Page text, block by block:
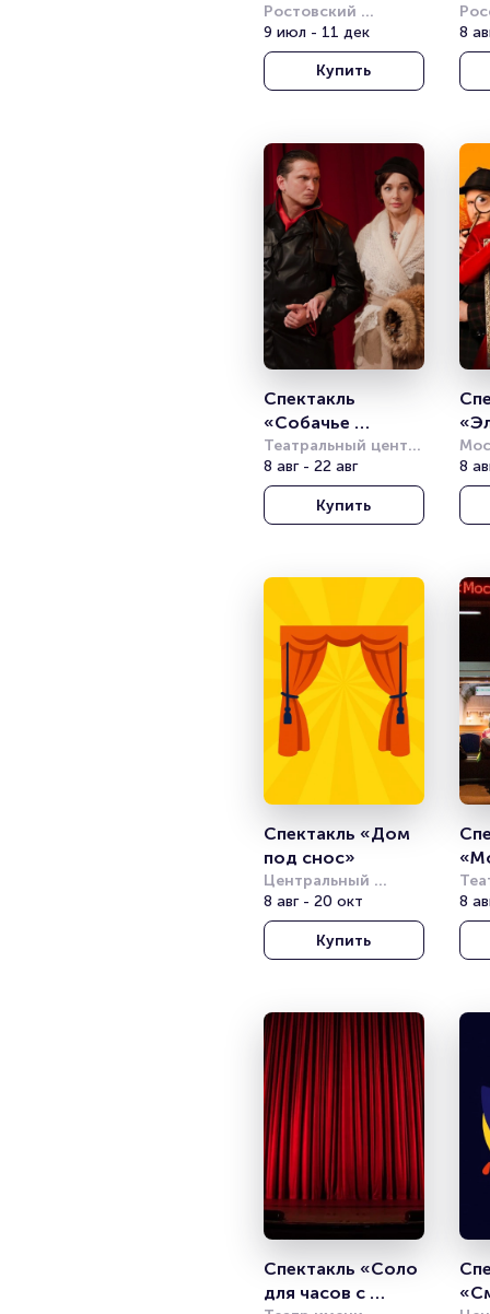
дочка»
Ростовский
академический
театр драмы им.
М.Горького
9 июл - 11 дек
Купить
8
Спектакль
«Собачье
сердце»
Театральный центр
на Страстном
8 авг - 22 авг
Купить
8
Спектакль «Дом
под снос»
Центральный
академический
театр Российской
8 авг - 20 окт
Купить
8
Спектакль «Соло
для часов с